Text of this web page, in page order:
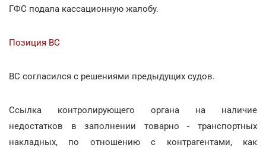
ГФС подала кассационную жалобу.
Позиция ВС
ВС согласился с решениями предыдущих судов.
Ссылка контролирующего органа на наличие
недостатков в заполнении товарно - транспортных
накладных, по отношению с контрагентами, как